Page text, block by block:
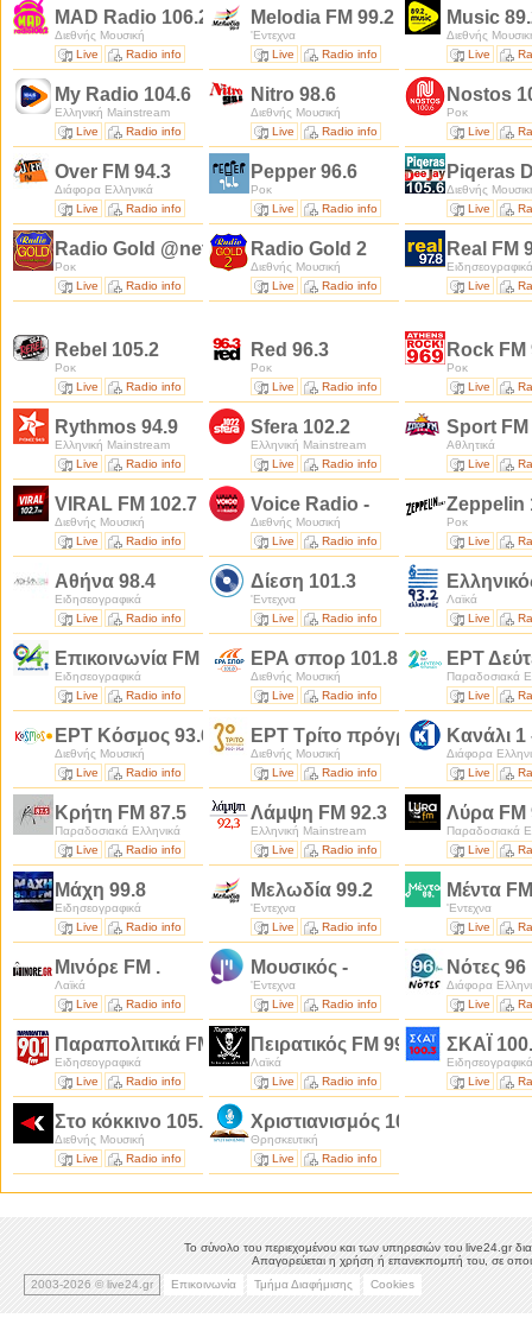
MAD Radio 106.2
Διεθνής Μουσική
Live
Radio info
Melodia FM 99.2
'Εντεχνα
Live
Radio info
Music
Διεθνής
Live
My Radio 104.6
Ελληνική Mainstream
Live
Radio info
Nitro 98.6
Διεθνής Μουσική
Live
Radio info
Nostos
Ροκ
Live
Over FM 94.3
Διάφορα Ελληνικά
Live
Radio info
Pepper 96.6
Ροκ
Live
Radio info
Piqeras
Διεθνής
Live
Radio Gold @net
Ροκ
Live
Radio info
Radio Gold 2
Διεθνής Μουσική
Live
Radio info
Real FM
Ειδησεογραφικά
Live
Rebel 105.2
Ροκ
Live
Radio info
Red 96.3
Ροκ
Live
Radio info
Rock FM
Ροκ
Live
Rythmos 94.9
Ελληνική Mainstream
Live
Radio info
Sfera 102.2
Ελληνική Mainstream
Live
Radio info
Sport FM
Αθλητικά
Live
VIRAL FM 102.7
Διεθνής Μουσική
Live
Radio info
Voice Radio -
Διεθνής Μουσική
Live
Radio info
Zeppelin
Ροκ
Live
Αθήνα 98.4
Ειδησεογραφικά
Live
Radio info
Δίεση 101.3
'Εντεχνα
Live
Radio info
Λαϊκά
Live
Επικοινωνία FM 94.0
Ειδησεογραφικά
Live
Radio info
ΕΡΑ σπορ 101.8
Διεθνής Μουσική
Live
Radio info
ΕΡΤ
Παραδοσιακά
Live
ΕΡΤ Κόσμος 93.6
Διεθνής Μουσική
Live
Radio info
ΕΡΤ Τρίτο πρόγραμμα 90.9
Διεθνής Μουσική
Live
Radio info
Κανάλι
Διάφορα
Live
Κρήτη FM 87.5
Παραδοσιακά Ελληνικά
Live
Radio info
Λάμψη FM 92.3
Ελληνική Mainstream
Live
Radio info
Λύρα FM
Παραδοσιακά
Live
Μάχη 99.8
Ειδησεογραφικά
Live
Radio info
Μελωδία 99.2
'Εντεχνα
Live
Radio info
Μέντα
'Εντεχνα
Live
Μινόρε FM .
Λαϊκά
Live
Radio info
Μουσικός -
'Εντεχνα
Live
Radio info
Νότες 96
Διάφορα
Live
Παραπολιτικά FM 90.1
Ειδησεογραφικά
Live
Radio info
Πειρατικός FM 99.5
Λαϊκά
Live
Radio info
ΣΚΑΪ
Ειδησεογραφικά
Live
Στο κόκκινο 105.5
Διεθνής Μουσική
Live
Radio info
Χριστιανισμός 104.3
Θρησκευτική
Live
Radio info
Το σύνολο του περιεχομένου και των υπηρεσιών του live24.gr
Απαγορεύεται η χρήση ή επανεκπομπή του, σε
2003-2026 © live24.gr
Επικοινωνία Τμήμα Διαφήμισης Cookies